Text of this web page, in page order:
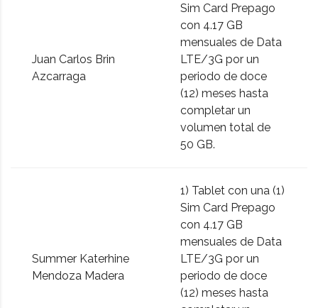
Juan Carlos Brin
Azcarraga
Sim Card Prepago
con 4.17 GB
mensuales de Data
LTE/3G por un
periodo de doce
(12) meses hasta
completar un
volumen total de
50 GB.
Summer Katerhine
Mendoza Madera
1) Tablet con una (1)
Sim Card Prepago
con 4.17 GB
mensuales de Data
LTE/3G por un
periodo de doce
(12) meses hasta